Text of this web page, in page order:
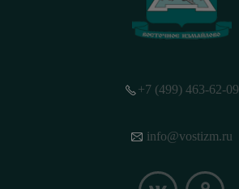
+7 (499) 463-62-09
info@vostizm.ru